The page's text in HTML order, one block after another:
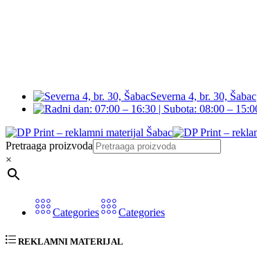
Severna 4, br. 30, Šabac
Pretraaga proizvoda
×
Categories Categories
REKLAMNI MATERIJAL